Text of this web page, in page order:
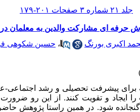
جلد ۲۱ شماره ۳ صفحات ۲۰۱-۱۷۹
حرفه ای مشارکت والدین به
اکبری بورنگ ، حسین شکوهی
پیشرفت تحصیلی و رشد اجتماعی-
ایجاد و تقویت کنند. از این رو
شود. در همین راستا پژوهش